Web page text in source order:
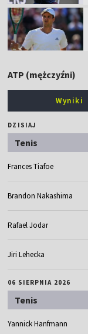
ATP (mężczyźni)
Wyniki
DZISIAJ
Tenis
Frances Tiafoe
Brandon Nakashima
Rafael Jodar
Jiri Lehecka
06 SIERPNIA 2026
Tenis
Yannick Hanfmann